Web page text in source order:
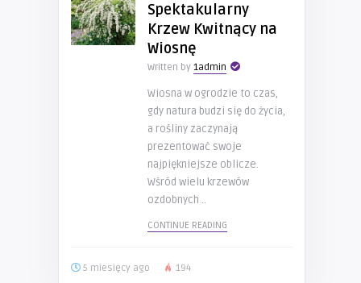
Spektakularny
Krzew Kwitnący na
Wiosnę
Written by 1admin
Wiosna w ogrodzie to czas,
gdy natura budzi się do życia,
a rośliny zaczynają
prezentować swoje
najpiękniejsze oblicze.
Wśród wielu krzewów
ozdobnych ..
CONTINUE READING
5 miesięcy ago 194